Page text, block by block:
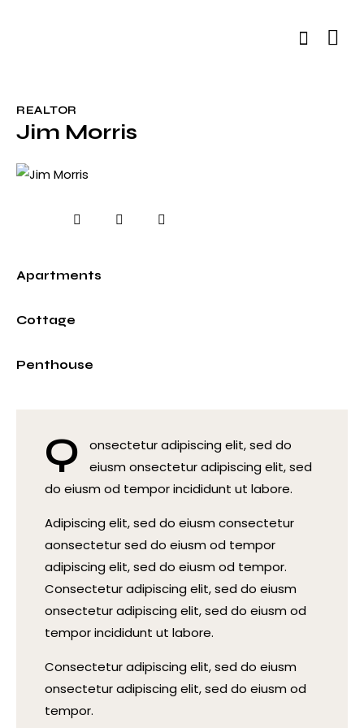
REALTOR
Jim Morris
Apartments
Cottage
Penthouse
Q
onsectetur adipiscing elit, sed do
eiusm onsectetur adipiscing elit, sed
do eiusm od tempor incididunt ut labore.
Adipiscing elit, sed do eiusm consectetur
aonsectetur sed do eiusm od tempor
adipiscing elit, sed do eiusm od tempor.
Consectetur adipiscing elit, sed do eiusm
onsectetur adipiscing elit, sed do eiusm od
tempor incididunt ut labore.
Consectetur adipiscing elit, sed do eiusm
onsectetur adipiscing elit, sed do eiusm od
tempor.